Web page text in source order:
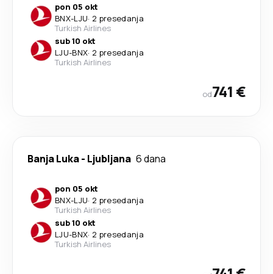
pon 05 okt
BNX-LJU· 2 presedanja
Turkish Airlines
sub 10 okt
LJU-BNX· 2 presedanja
Turkish Airlines
od741 €
Banja Luka- Ljubljana 6 dana
pon 05 okt
BNX-LJU· 2 presedanja
Turkish Airlines
sub 10 okt
LJU-BNX· 2 presedanja
Turkish Airlines